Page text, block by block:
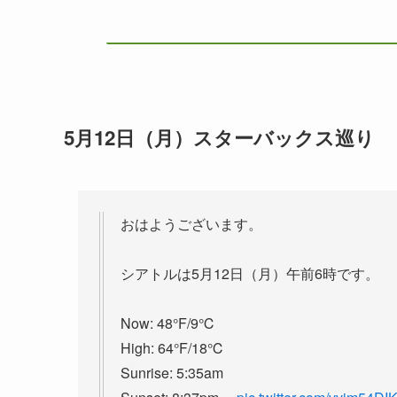
5月12日（月）スターバックス巡り
おはようございます。
シアトルは5月12日（月）午前6時です。
Now: 48°F/9℃
High: 64°F/18℃
Sunrise: 5:35am